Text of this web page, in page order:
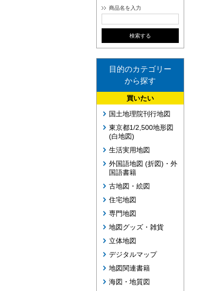
商品名を入力
目的のカテゴリー
から探す
買いたい
国土地理院刊行地図
東京都1/2,500地形図
(白地図)
生活実用地図
外国語地図 (折図)・外
国語書籍
古地図・絵図
住宅地図
専門地図
地図グッズ・雑貨
立体地図
デジタルマップ
地図関連書籍
海図・地質図